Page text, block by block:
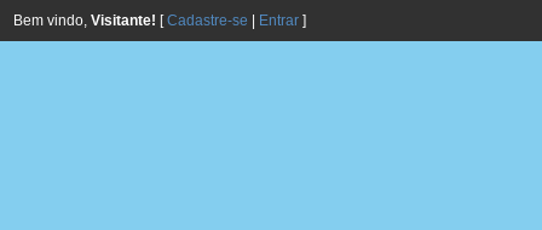
Bem vindo, Visitante! [Cadastre-se Entrar ]